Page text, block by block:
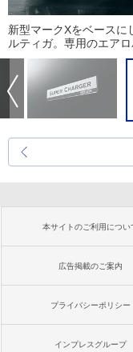
新型マークXをベースに
ルティガ。専用のエア
本サイトのご利用につい
広告掲載のご案内
プライバシーポリシー
インプレスグループ